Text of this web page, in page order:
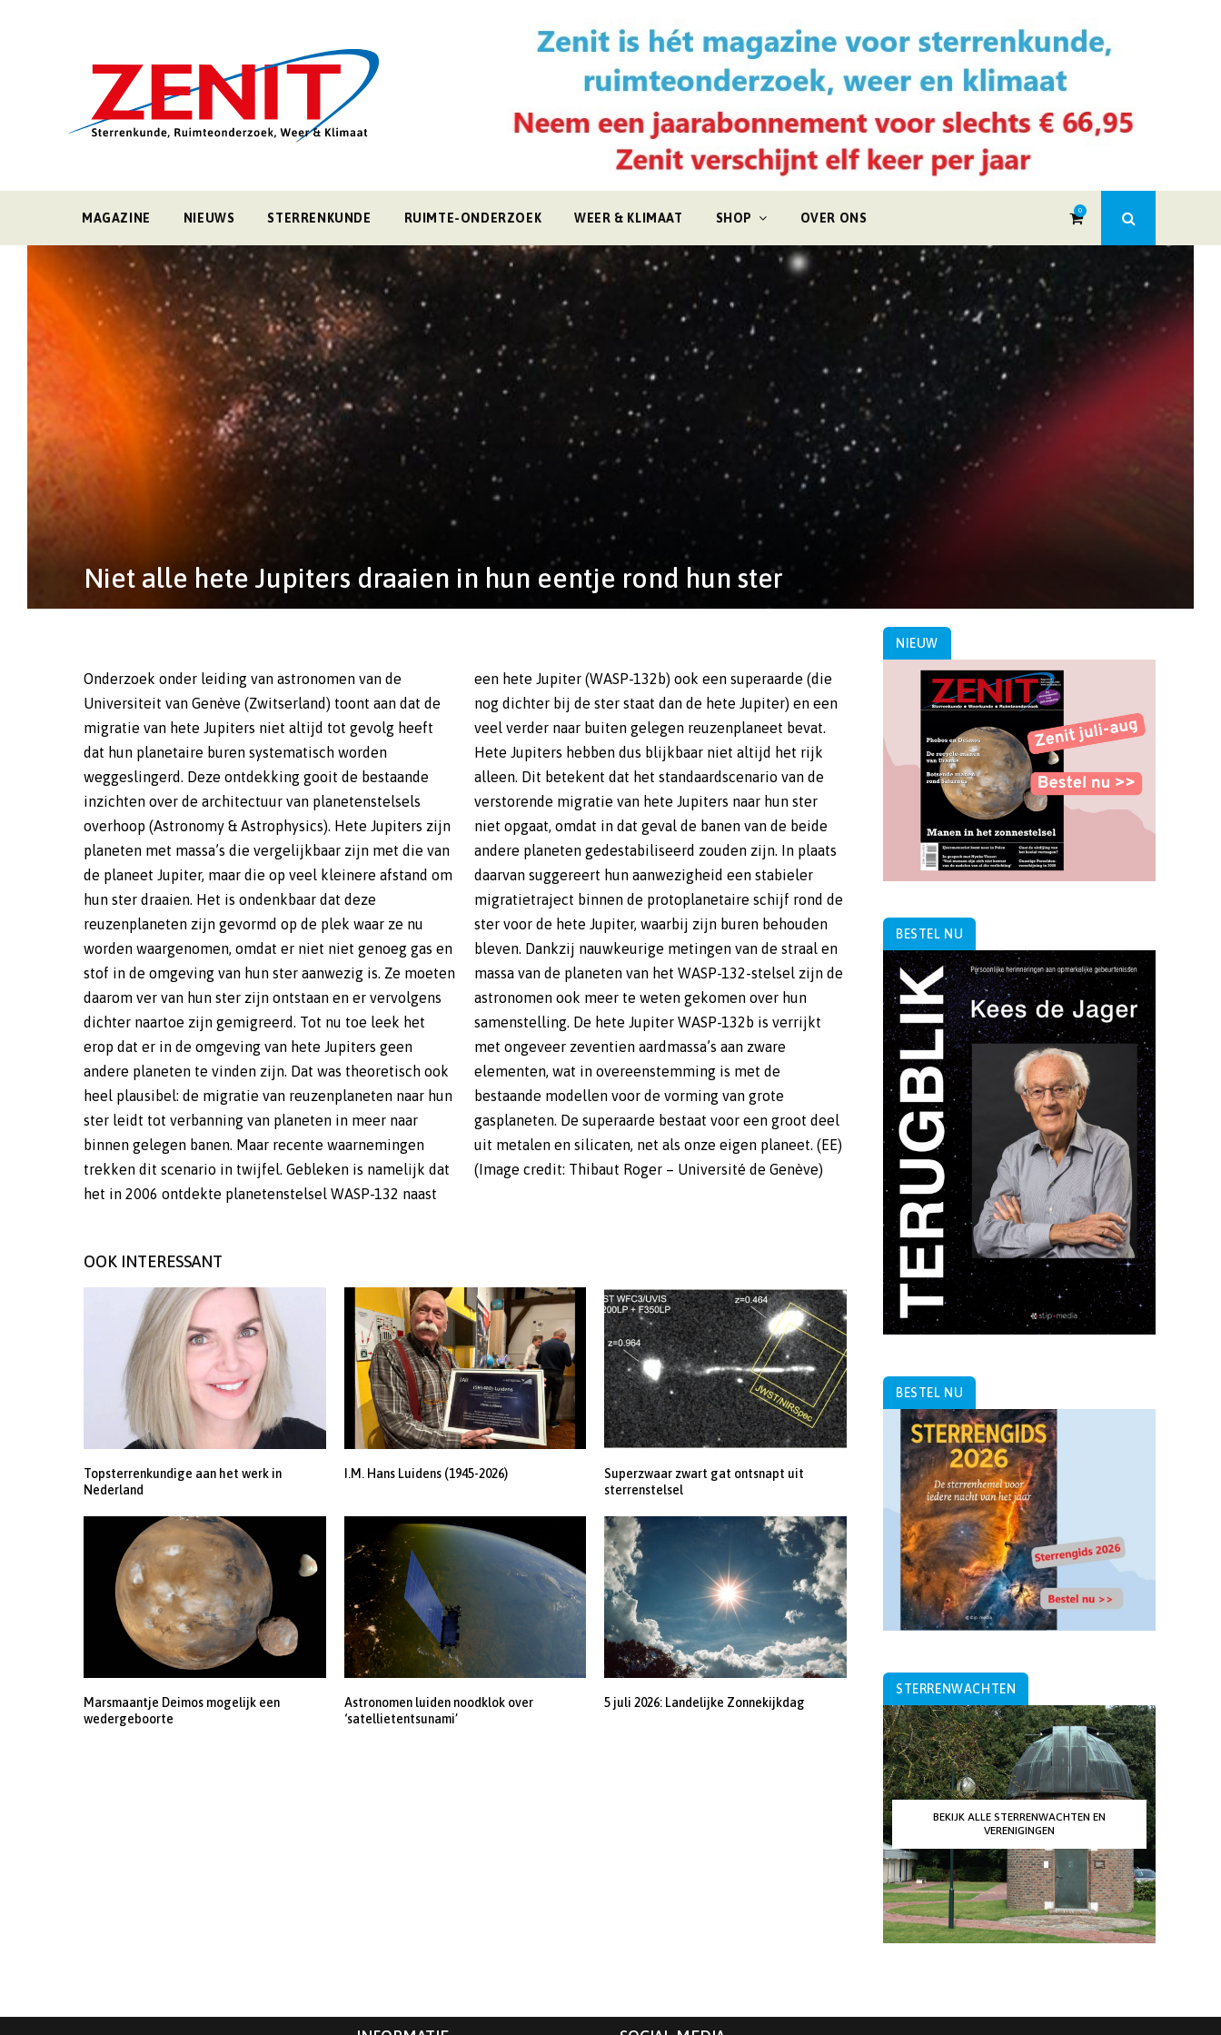
MAGAZINE NIEUWS STERRENKUNDE RUIMTE-ONDERZOEK WEER & KLIMAAT SHOP OVER ONS
0
Niet alle hete Jupiters draaien in hun eentje rond hun ster
Onderzoek onder leiding van astronomen van de
Universiteit van Genève (Zwitserland) toont aan dat de
migratie van hete Jupiters niet altijd tot gevolg heeft
dat hun planetaire buren systematisch worden
weggeslingerd. Deze ontdekking gooit de bestaande
inzichten over de architectuur van planetenstelsels
overhoop (Astronomy & Astrophysics). Hete Jupiters zijn
planeten met massa’s die vergelijkbaar zijn met die van
de planeet Jupiter, maar die op veel kleinere afstand om
hun ster draaien. Het is ondenkbaar dat deze
reuzenplaneten zijn gevormd op de plek waar ze nu
worden waargenomen, omdat er niet niet genoeg gas en
stof in de omgeving van hun ster aanwezig is. Ze moeten
daarom ver van hun ster zijn ontstaan en er vervolgens
dichter naartoe zijn gemigreerd. Tot nu toe leek het
erop dat er in de omgeving van hete Jupiters geen
andere planeten te vinden zijn. Dat was theoretisch ook
heel plausibel: de migratie van reuzenplaneten naar hun
ster leidt tot verbanning van planeten in meer naar
binnen gelegen banen. Maar recente waarnemingen
trekken dit scenario in twijfel. Gebleken is namelijk dat
het in 2006 ontdekte planetenstelsel WASP-132 naast
een hete Jupiter (WASP-132b) ook een superaarde (die
nog dichter bij de ster staat dan de hete Jupiter) en een
veel verder naar buiten gelegen reuzenplaneet bevat.
Hete Jupiters hebben dus blijkbaar niet altijd het rijk
alleen. Dit betekent dat het standaardscenario van de
verstorende migratie van hete Jupiters naar hun ster
niet opgaat, omdat in dat geval de banen van de beide
andere planeten gedestabiliseerd zouden zijn. In plaats
daarvan suggereert hun aanwezigheid een stabieler
migratietraject binnen de protoplanetaire schijf rond de
ster voor de hete Jupiter, waarbij zijn buren behouden
bleven. Dankzij nauwkeurige metingen van de straal en
massa van de planeten van het WASP-132-stelsel zijn de
astronomen ook meer te weten gekomen over hun
samenstelling. De hete Jupiter WASP-132b is verrijkt
met ongeveer zeventien aardmassa’s aan zware
elementen, wat in overeenstemming is met de
bestaande modellen voor de vorming van grote
gasplaneten. De superaarde bestaat voor een groot deel
uit metalen en silicaten, net als onze eigen planeet. (EE)
(Image credit: Thibaut Roger – Université de Genève)
OOK INTERESSANT
Topsterrenkundige aan het werk in
Nederland
I.M. Hans Luidens (1945-2026)
Superzwaar zwart gat ontsnapt uit
sterrenstelsel
Marsmaantje Deimos mogelijk een
wedergeboorte
Astronomen luiden noodklok over
‘satellietentsunami’
5 juli 2026: Landelijke Zonnekijkdag
NIEUW
BESTEL NU
BESTEL NU
STERRENWACHTEN
BEKIJK ALLE STERRENWACHTEN EN
VERENIGINGEN